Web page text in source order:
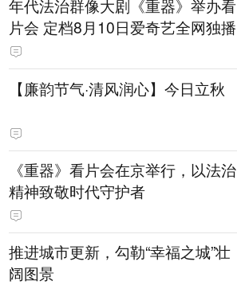
年代法治群像大剧《重器》举办看
片会 定档8月10日爱奇艺全网独播
【廉韵节气·清风润心】今日立秋
《重器》看片会在京举行，以法治
精神致敬时代守护者
推进城市更新，勾勒“幸福之城”壮
阔图景